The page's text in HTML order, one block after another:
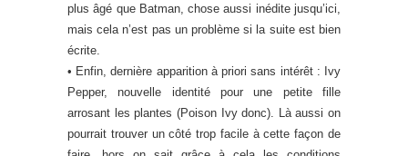
plus âgé que Batman, chose aussi inédite jusqu’ici,
mais cela n’est pas un problème si la suite est bien
écrite.
• Enfin, dernière apparition à priori sans intérêt : Ivy
Pepper, nouvelle identité pour une petite fille
arrosant les plantes (Poison Ivy donc). Là aussi on
pourrait trouver un côté trop facile à cette façon de